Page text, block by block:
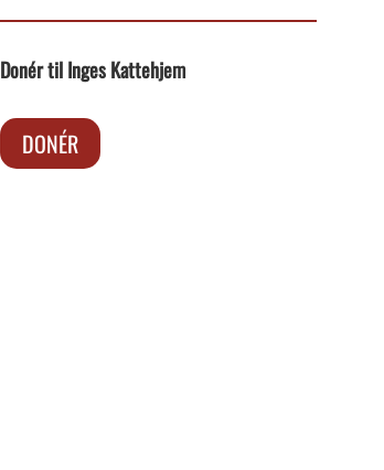
Donér til Inges Kattehjem
DONÉR